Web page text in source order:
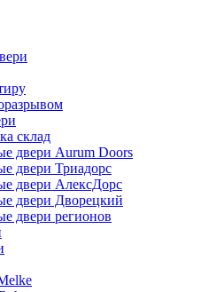
склад
двери Aurum Doors
двери Триадорс
двери АлексДорс
двери Дворецкий
двери регионов